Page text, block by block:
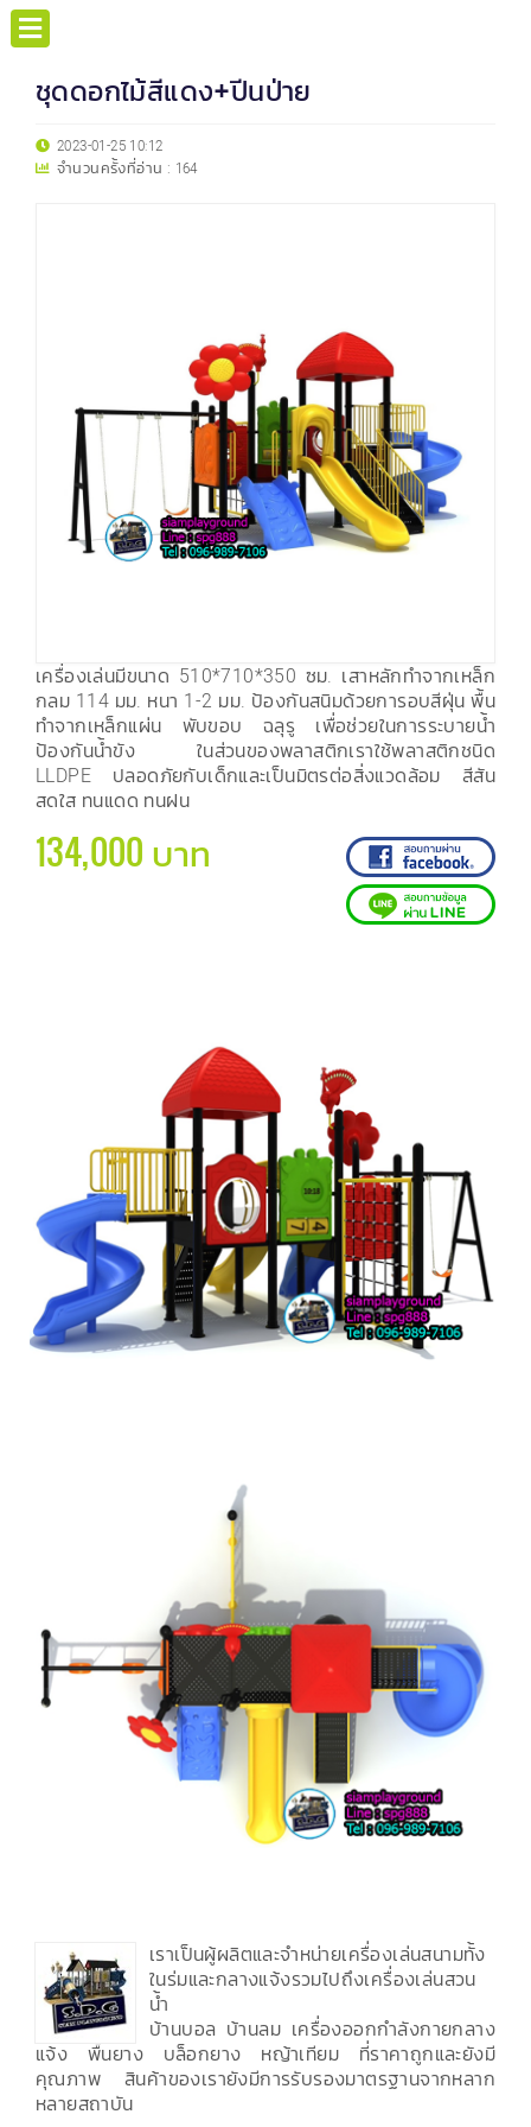
ชุดดอกไม้สีแดง+ปีนป่าย
2023-01-25 10:12
จำนวนครั้งที่อ่าน : 164
เครื่องเล่นมีขนาด 510*710*350 ซม. เสาหลักทำจากเหล็ก
กลม 114 มม. หนา 1-2 มม. ป้องกันสนิมด้วยการอบสีฝุ่น พื้น
ทำจากเหล็กแผ่น พับขอบ ฉลุรู เพื่อช่วยในการระบายน้ำ
ป้องกันน้ำขัง ในส่วนของพลาสติกเราใช้พลาสติกชนิด
LLDPE ปลอดภัยกับเด็กและเป็นมิตรต่อสิ่งแวดล้อม สีสัน
สดใส ทนแดด ทนฝน
134,000 บาท
เราเป็นผู้ผลิตและจำหน่ายเครื่องเล่นสนามทั้ง
ในร่มและกลางแจ้งรวมไปถึงเครื่องเล่นสวน
น้ำ
บ้านบอล บ้านลม เครื่องออกกำลังกายกลาง
แจ้ง พื้นยาง บล็อกยาง หญ้าเทียม ที่ราคาถูกและยังมี
คุณภาพ สินค้าของเรายังมีการรับรองมาตรฐานจากหลาก
หลายสถาบัน